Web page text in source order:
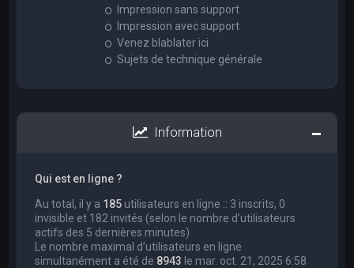
Impression sans support
Impression avec support
Venez blablater ici
Sujets de technique générale
Information
Qui est en ligne ?
Au total, il y a 185 utilisateurs en ligne :: 3 inscrits, 0
invisible et 182 invités (selon le nombre d’utilisateurs
actifs des 5 dernières minutes)
Le nombre maximal d’utilisateurs en ligne
simultanément a été de 8943 le mar. oct. 21, 2025 6:58